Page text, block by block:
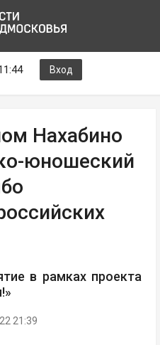
Вход
Нахабино
юношеский
в рамках проекта
21:39